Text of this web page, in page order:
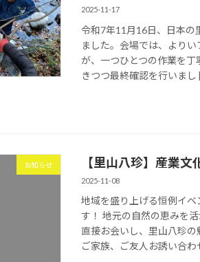
2025-11-17
令和7年11月16日、日本の
ました。会場では、より
が、一つひとつの作業を
きつつ最終確認を行いまし
お知らせ 【里山八珍】産業
2025-11-08
地域を盛り上げる恒例イ
す！ 地元の自然の恵みを
直接お会いし、里山八珍の
ご家族、ご友人お誘い合わ